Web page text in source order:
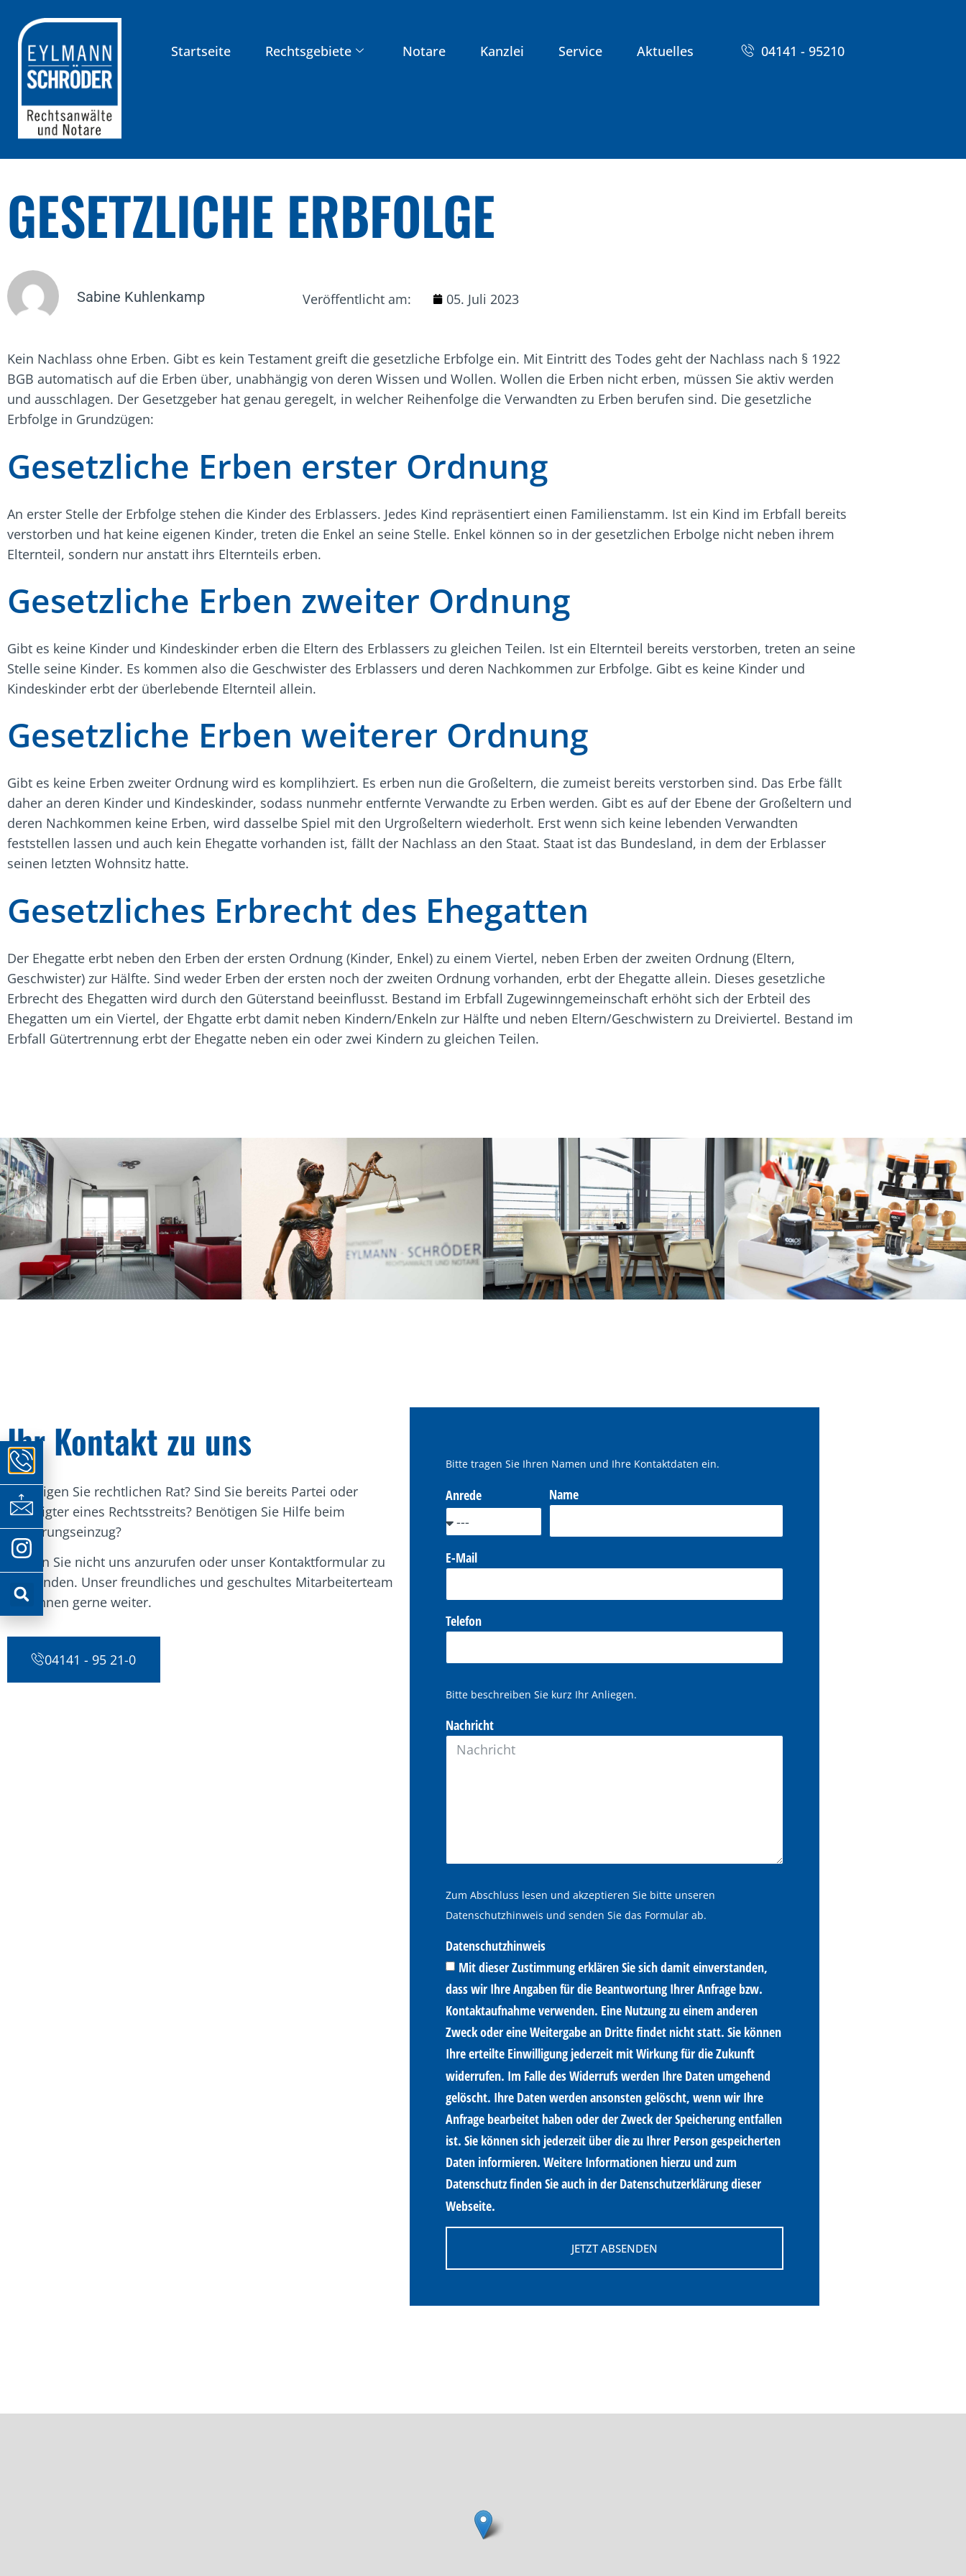
Startseite Rechtsgebiete Notare Kanzlei Service Aktuelles 04141 - 95210
GESETZLICHE ERBFOLGE
Sabine Kuhlenkamp Veröffentlicht am: 05. Juli 2023
Kein Nachlass ohne Erben. Gibt es kein Testament greift die gesetzliche Erbfolge ein. Mit Eintritt des Todes geht der Nachlass nach § 1922
BGB automatisch auf die Erben über, unabhängig von deren Wissen und Wollen. Wollen die Erben nicht erben, müssen Sie aktiv werden
und ausschlagen. Der Gesetzgeber hat genau geregelt, in welcher Reihenfolge die Verwandten zu Erben berufen sind. Die gesetzliche
Erbfolge in Grundzügen:
Gesetzliche Erben erster Ordnung
An erster Stelle der Erbfolge stehen die Kinder des Erblassers. Jedes Kind repräsentiert einen Familienstamm. Ist ein Kind im Erbfall bereits
verstorben und hat keine eigenen Kinder, treten die Enkel an seine Stelle. Enkel können so in der gesetzlichen Erbolge nicht neben ihrem
Elternteil, sondern nur anstatt ihrs Elternteils erben.
Gesetzliche Erben zweiter Ordnung
Gibt es keine Kinder und Kindeskinder erben die Eltern des Erblassers zu gleichen Teilen. Ist ein Elternteil bereits verstorben, treten an seine
Stelle seine Kinder. Es kommen also die Geschwister des Erblassers und deren Nachkommen zur Erbfolge. Gibt es keine Kinder und
Kindeskinder erbt der überlebende Elternteil allein.
Gesetzliche Erben weiterer Ordnung
Gibt es keine Erben zweiter Ordnung wird es komplihziert. Es erben nun die Großeltern, die zumeist bereits verstorben sind. Das Erbe fällt
daher an deren Kinder und Kindeskinder, sodass nunmehr entfernte Verwandte zu Erben werden. Gibt es auf der Ebene der Großeltern und
deren Nachkommen keine Erben, wird dasselbe Spiel mit den Urgroßeltern wiederholt. Erst wenn sich keine lebenden Verwandten
feststellen lassen und auch kein Ehegatte vorhanden ist, fällt der Nachlass an den Staat. Staat ist das Bundesland, in dem der Erblasser
seinen letzten Wohnsitz hatte.
Gesetzliches Erbrecht des Ehegatten
Der Ehegatte erbt neben den Erben der ersten Ordnung (Kinder, Enkel) zu einem Viertel, neben Erben der zweiten Ordnung (Eltern,
Geschwister) zur Hälfte. Sind weder Erben der ersten noch der zweiten Ordnung vorhanden, erbt der Ehegatte allein. Dieses gesetzliche
Erbrecht des Ehegatten wird durch den Güterstand beeinflusst. Bestand im Erbfall Zugewinngemeinschaft erhöht sich der Erbteil des
Ehegatten um ein Viertel, der Ehgatte erbt damit neben Kindern/Enkeln zur Hälfte und neben Eltern/Geschwistern zu Dreiviertel. Bestand im
Erbfall Gütertrennung erbt der Ehegatte neben ein oder zwei Kindern zu gleichen Teilen.
Ihr Kontakt zu uns
Benötigen Sie rechtlichen Rat? Sind Sie bereits Partei oder
Beteiligter eines Rechtsstreits? Benötigen Sie Hilfe beim
Forderungseinzug?
Zögern Sie nicht uns anzurufen oder unser Kontaktformular zu
verwenden. Unser freundliches und geschultes Mitarbeiterteam
hilft Ihnen gerne weiter.
04141 - 95 21-0
Bitte tragen Sie Ihren Namen und Ihre Kontaktdaten ein.
Anrede Name
E-Mail
Telefon
Bitte beschreiben Sie kurz Ihr Anliegen.
Nachricht
Zum Abschluss lesen und akzeptieren Sie bitte unseren
Datenschutzhinweis und senden Sie das Formular ab.
Datenschutzhinweis
Mit dieser Zustimmung erklären Sie sich damit einverstanden,
dass wir Ihre Angaben für die Beantwortung Ihrer Anfrage bzw.
Kontaktaufnahme verwenden. Eine Nutzung zu einem anderen
Zweck oder eine Weitergabe an Dritte findet nicht statt. Sie können
Ihre erteilte Einwilligung jederzeit mit Wirkung für die Zukunft
widerrufen. Im Falle des Widerrufs werden Ihre Daten umgehend
gelöscht. Ihre Daten werden ansonsten gelöscht, wenn wir Ihre
Anfrage bearbeitet haben oder der Zweck der Speicherung entfallen
ist. Sie können sich jederzeit über die zu Ihrer Person gespeicherten
Daten informieren. Weitere Informationen hierzu und zum
Datenschutz finden Sie auch in der Datenschutzerklärung dieser
Webseite.
JETZT ABSENDEN